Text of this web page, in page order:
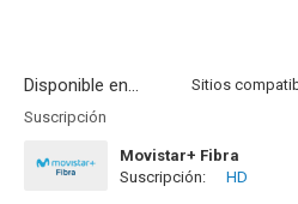
Disponible en...
Suscripción
Movistar+ Fibra
Disponible hasta el Vie, 01
Suscripción: HD